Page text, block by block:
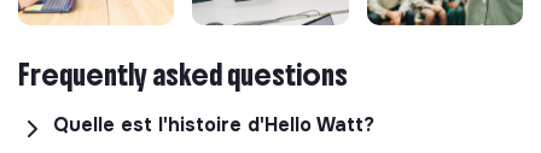
Frequently asked questions
Quelle est l'histoire d'Hello Watt?